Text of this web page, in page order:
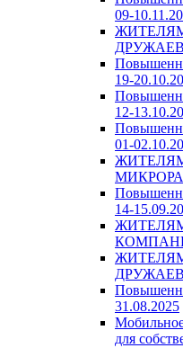
09-
19-
12-
01-
14-
31.08.2025
для